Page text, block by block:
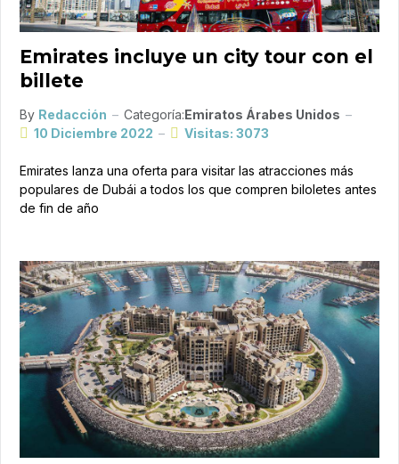
Emirates incluye un city tour con el
billete
By Redacción Categoría:Emiratos Árabes Unidos
10 Diciembre 2022
Visitas: 3073
Emirates lanza una oferta para visitar las atracciones más
populares de Dubái a todos los que compren biloletes antes
de fin de año